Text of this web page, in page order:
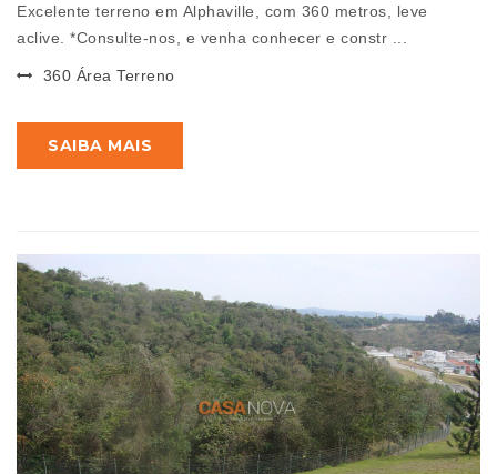
Excelente terreno em Alphaville, com 360 metros, leve
aclive. *Consulte-nos, e venha conhecer e constr ...
360 Área Terreno
SAIBA MAIS